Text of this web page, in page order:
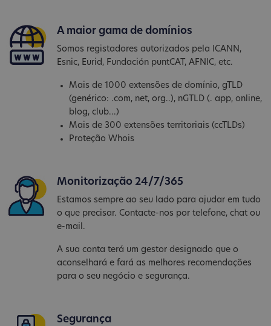
A maior gama de domínios
Somos registadores autorizados pela ICANN,
Esnic, Eurid, Fundación puntCAT, AFNIC, etc.
Mais de 1000 extensões de domínio, gTLD
(genérico: .com, net, org..), nGTLD (. app, online,
blog, club...)
Mais de 300 extensões territoriais (ccTLDs)
Proteção Whois
Monitorização 24/7/365
Estamos sempre ao seu lado para ajudar em tudo
o que precisar. Contacte-nos por telefone, chat ou
e-mail.
A sua conta terá um gestor designado que o
aconselhará e fará as melhores recomendações
para o seu negócio e segurança.
Segurança